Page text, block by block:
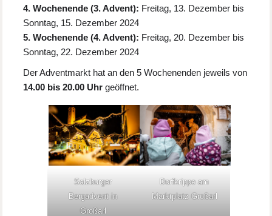
4. Wochenende (3. Advent): Freitag, 13. Dezember bis
Sonntag, 15. Dezember 2024
5. Wochenende (4. Advent): Freitag, 20. Dezember bis
Sonntag, 22. Dezember 2024
Der Adventmarkt hat an den 5 Wochenenden jeweils von
14.00 bis 20.00 Uhr geöffnet.
Salzburger
Bergadvent in
Großarl
Dorfkrippe am
Marktplatz Großarl